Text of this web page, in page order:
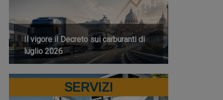
Il vigore il Decreto sui carburanti di
luglio 2026
SERVIZI